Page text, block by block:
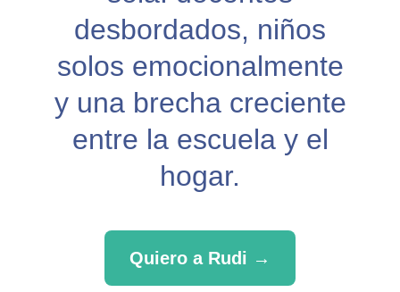
desbordados, niños
solos emocionalmente
y una brecha creciente
entre la escuela y el
hogar.
Quiero a Rudi →